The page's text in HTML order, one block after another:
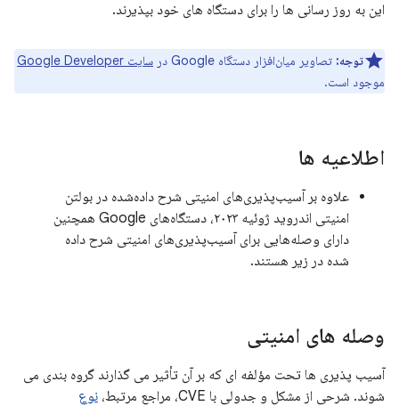
این به روز رسانی ها را برای دستگاه های خود بپذیرند.
توجه: تصاویر میان‌افزار دستگاه Google در
سایت Google Developer
موجود است.
اطلاعیه ها
علاوه بر آسیب‌پذیری‌های امنیتی شرح داده‌شده در بولتن
امنیتی اندروید ژوئیه ۲۰۲۳، دستگاه‌های Google همچنین
دارای وصله‌هایی برای آسیب‌پذیری‌های امنیتی شرح داده
شده در زیر هستند.
وصله های امنیتی
آسیب پذیری ها تحت مؤلفه ای که بر آن تأثیر می گذارند گروه بندی می
شوند. شرحی از مشکل و جدولی با CVE، مراجع مرتبط،
نوع